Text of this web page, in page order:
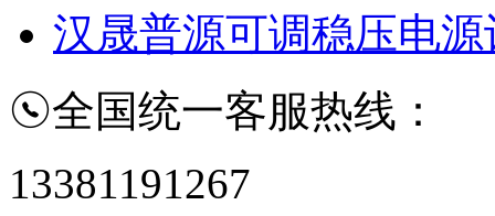
汉晟普源可调稳压电
全国统一客服热线：
13381191267